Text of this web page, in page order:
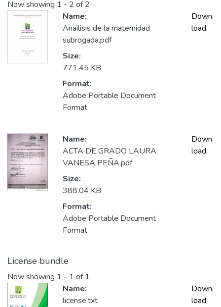
Now showing 1 - 2 of 2
Name:
Anaìlisis de la maternidad
subrogada.pdf
Size:
771.45 KB
Format:
Adobe Portable Document
Format
Down
load
Name:
ACTA DE GRADO LAURA
VANESA PEÑA.pdf
Size:
388.04 KB
Format:
Adobe Portable Document
Format
Down
load
License bundle
Now showing 1 - 1 of 1
Name:
license.txt
Down
load